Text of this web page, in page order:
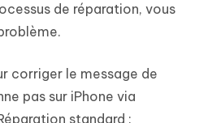
de réparation, vous
corriger le message de
pas sur iPhone via
standard :